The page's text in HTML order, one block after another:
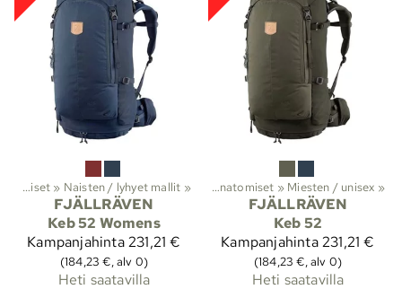
Anatomiset ‪» Naisten / lyhyet mallit ‪»
FJÄLLRÄVEN
Keb 52 Womens
Kampanjahinta231,21 €
(184,23 €, alv 0)
Heti saatavilla
Vaellus ‪» Reput ja laukut‪»Rinkat Anatomiset ‪» Miesten / unisex ‪»
FJÄLLRÄVEN
Keb 52
Kampanjahinta231,21 €
(184,23 €, alv 0)
Heti saatavilla